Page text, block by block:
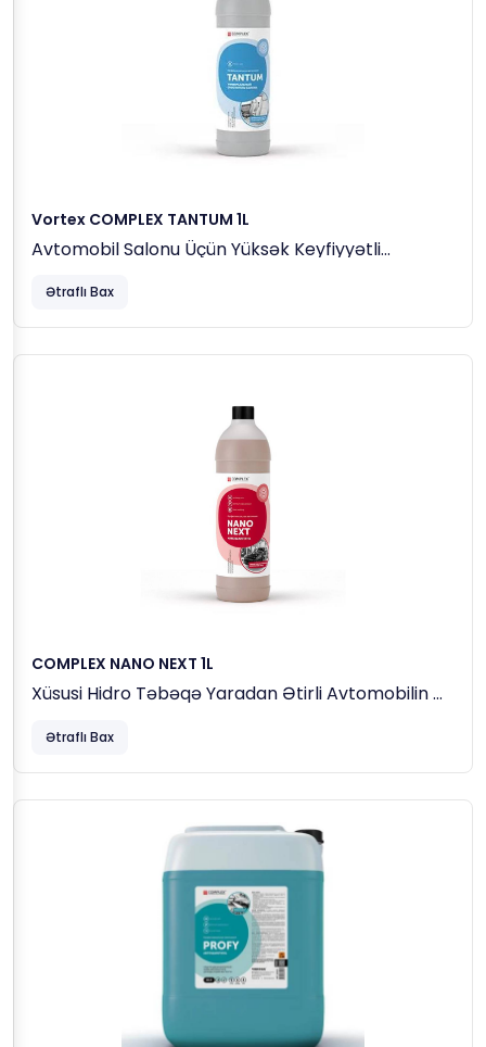
Vortex COMPLEX TANTUM 1L
Avtomobil Salonu Üçün Yüksək Keyfiyyətli
Ətraflı Bax
COMPLEX NANO NEXT 1L
Xüsusi Hidro Təbəqə Yaradan Ətirli Avtomobilin Əl
Ətraflı Bax